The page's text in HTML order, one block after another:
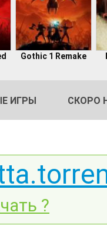
Gothic 1 Remake
ИГРЫ СКОРО
?